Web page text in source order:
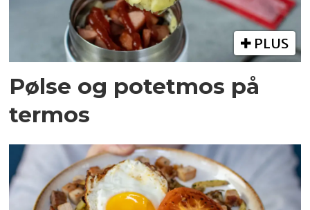
PLUS
Pølse og potetmos på
termos